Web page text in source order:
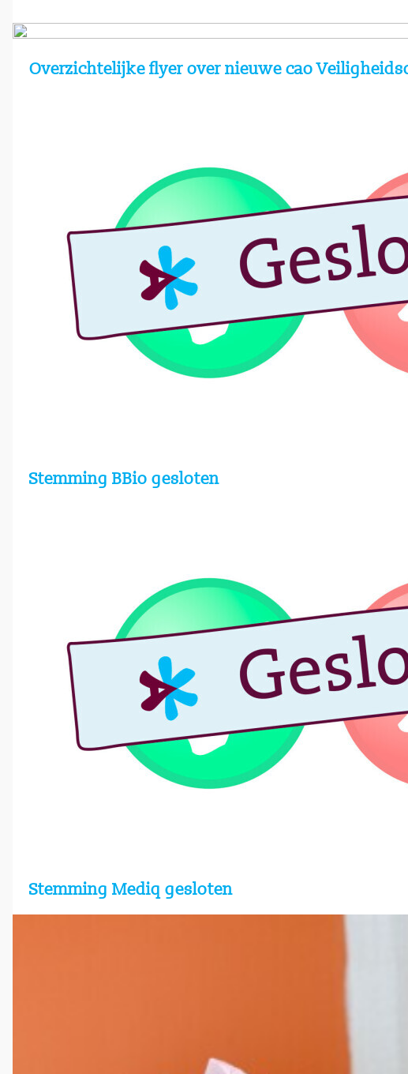
Overzichtelijke flyer over nieuwe cao
Stemming BBio gesloten
Stemming Mediq gesloten